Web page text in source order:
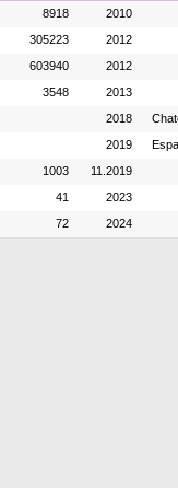
8918 2010
305223 2012
603940 2012
3548 2013
2018
2019
1003 11.2019
41 2023
72 2024